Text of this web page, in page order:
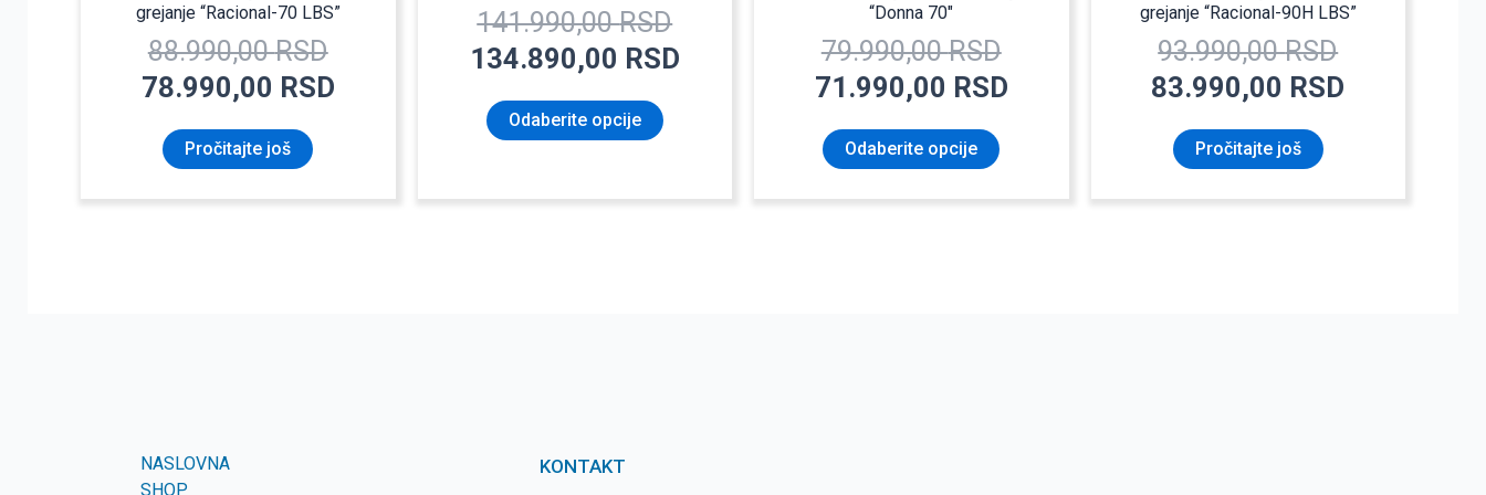
grejanje “Racional-70 LBS”
88.990,00RSD
78.990,00 RSD
Pročitajte još
141.990,00RSD
134.890,00 RSD
Odaberite opcije
“Donna 70″
79.990,00RSD
71.990,00 RSD
Odaberite opcije
grejanje “Racional-90H LBS”
93.990,00RSD
83.990,00 RSD
Pročitajte još
NASLOVNA
SHOP
KONTAKT